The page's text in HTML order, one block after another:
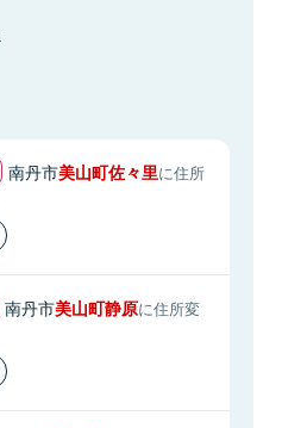
南丹市美山町佐々里に住所
南丹市美山町静原に住所変